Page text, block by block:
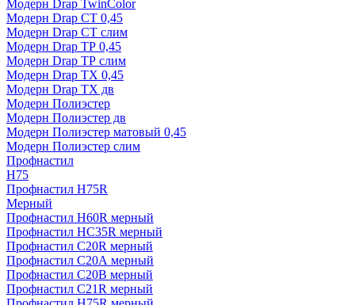
Модерн Drap TwinColor
Модерн Drap СТ 0,45
Модерн Drap СТ слим
Модерн Drap ТР 0,45
Модерн Drap ТР слим
Модерн Drap ТХ 0,45
Модерн Drap ТХ дв
Модерн Полиэстер
Модерн Полиэстер дв
Модерн Полиэстер матовый 0,45
Модерн Полиэстер слим
Профнастил
H75
Профнастил H75R
Мерный
Профнастил H60R мерный
Профнастил HC35R мерный
Профнастил С20R мерный
Профнастил С20А мерный
Профнастил С20В мерный
Профнастил С21R мерный